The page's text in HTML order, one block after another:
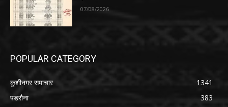
07/08/2026
POPULAR CATEGORY
कुशीनगर समाचार
1341
पडरौना
383